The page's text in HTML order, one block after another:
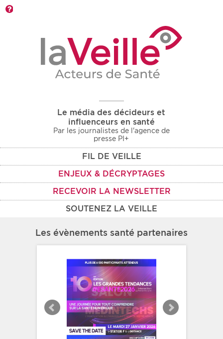
Le média des décideurs et
influenceurs en santé
Par les journalistes de l'agence de
presse PI+
FIL DE VEILLE
ENJEUX & DÉCRYPTAGES
RECEVOIR LA NEWSLETTER
SOUTENEZ LA VEILLE
Les évènements santé partenaires